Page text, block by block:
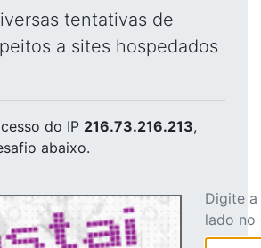
tentativas de
a sites hospedados
do IP 216.73.216.213,
abaixo.
Digite
lado no